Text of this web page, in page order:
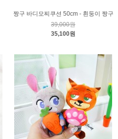
짱구 바디모찌쿠션 50cm - 흰둥이 짱구
39,000원
35,100원